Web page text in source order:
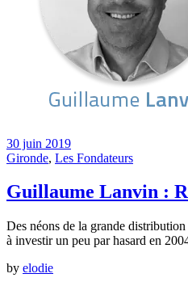
30 juin 2019
Gironde, Les Fondateurs
Guillaume Lanvin :
Des néons de la grande
à investir un peu par hasard en
by elodie